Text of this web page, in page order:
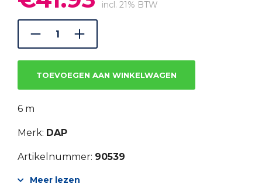
prijs
was:
€59.90.
prijs
is:
incl. 21% BTW
TOEVOEGEN AAN WINKELWAGEN
6 m
Merk: DAP
Artikelnummer: 90539
Meer lezen